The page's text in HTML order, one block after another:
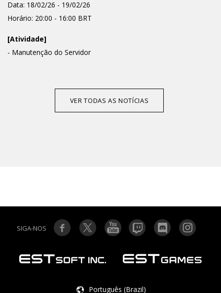
Data: 18/02/26 - 19/02/26
Horário: 20:00 - 16:00 BRT
[Atividade]
- Manutenção do Servidor
VER TODAS AS NOTÍCIAS
SIGA-NOS
Português (Brazil)